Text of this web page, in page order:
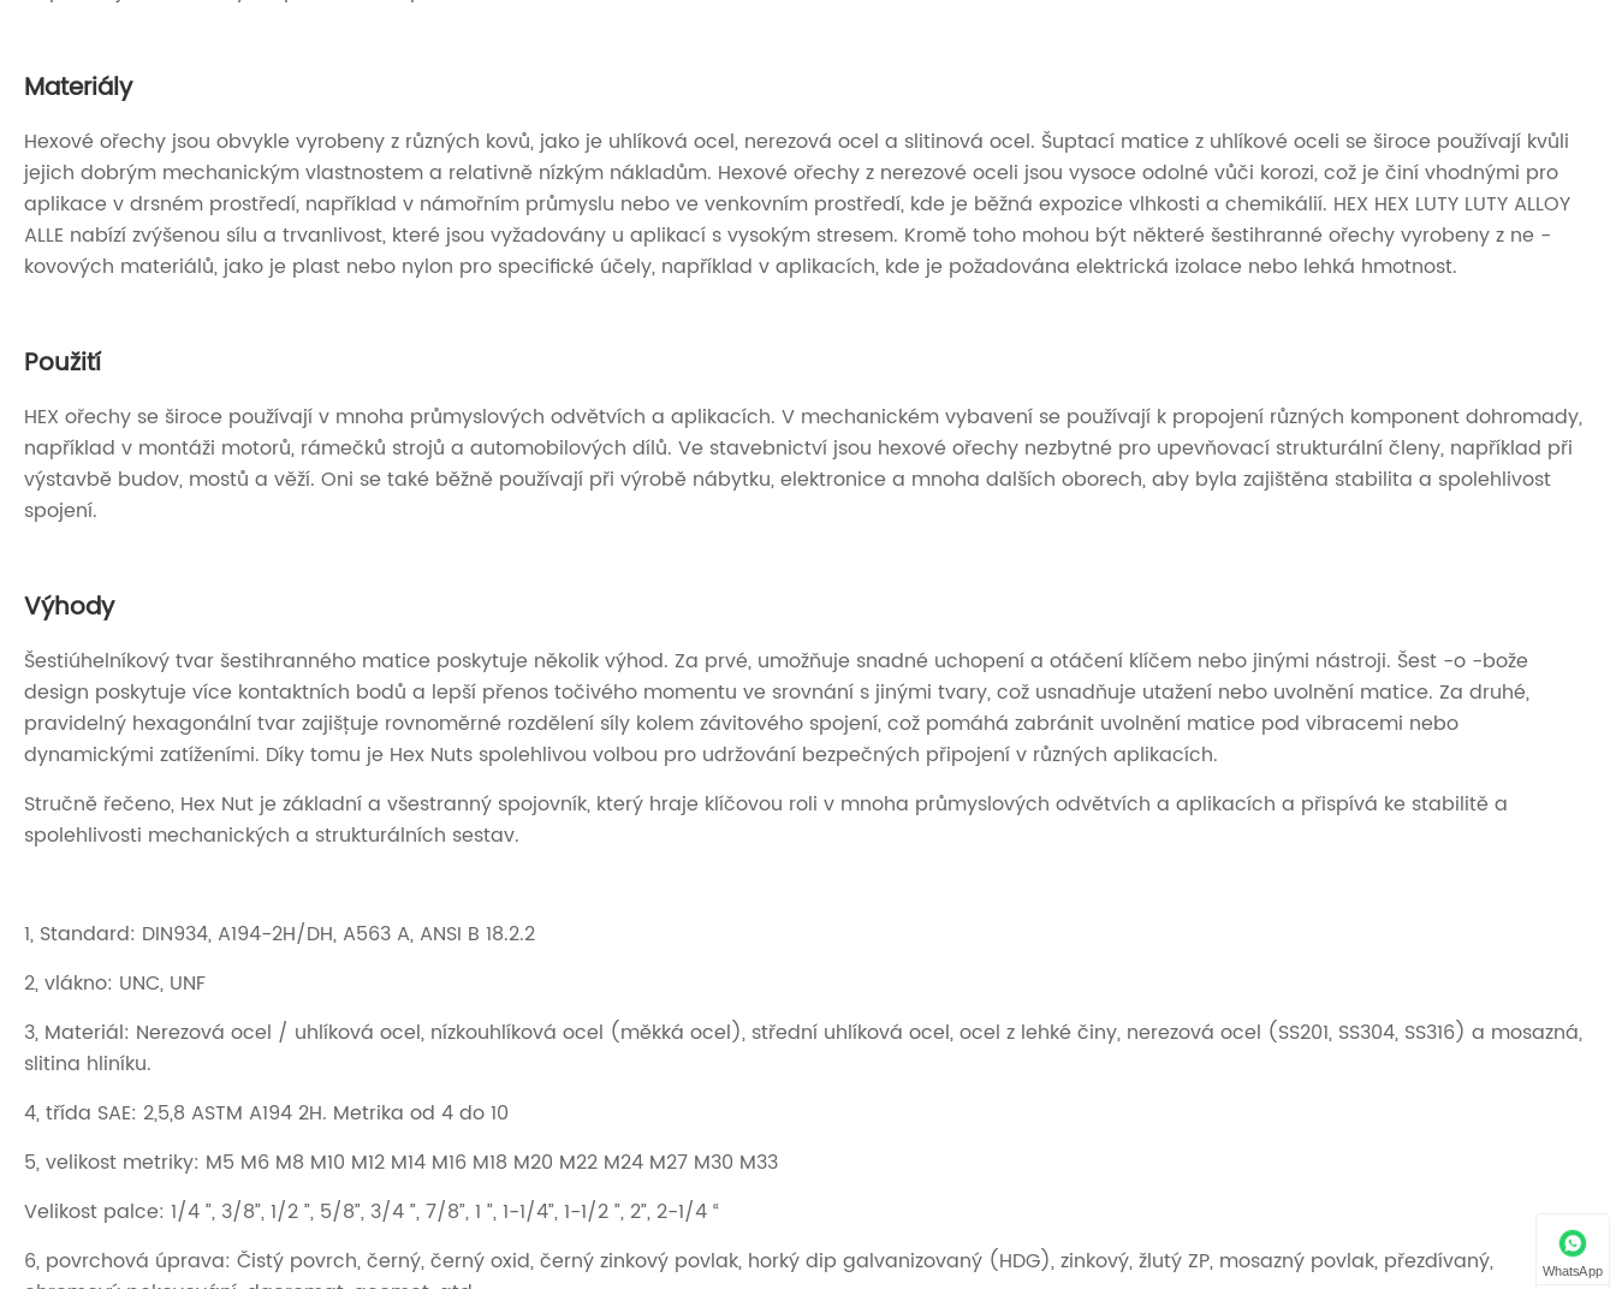
Materiály
Hexové ořechy jsou obvykle vyrobeny z různých kovů, jako je uhlíková ocel, nerezová ocel a slitinová ocel. Šuptací matice z uhlíkové oceli se široce používají kvůli
jejich dobrým mechanickým vlastnostem a relativně nízkým nákladům. Hexové ořechy z nerezové oceli jsou vysoce odolné vůči korozi, což je činí vhodnými pro
aplikace v drsném prostředí, například v námořním průmyslu nebo ve venkovním prostředí, kde je běžná expozice vlhkosti a chemikálií. HEX HEX LUTY LUTY ALLOY
ALLE nabízí zvýšenou sílu a trvanlivost, které jsou vyžadovány u aplikací s vysokým stresem. Kromě toho mohou být některé šestihranné ořechy vyrobeny z ne -
kovových materiálů, jako je plast nebo nylon pro specifické účely, například v aplikacích, kde je požadována elektrická izolace nebo lehká hmotnost.
Použití
HEX ořechy se široce používají v mnoha průmyslových odvětvích a aplikacích. V mechanickém vybavení se používají k propojení různých komponent dohromady,
například v montáži motorů, rámečků strojů a automobilových dílů. Ve stavebnictví jsou hexové ořechy nezbytné pro upevňovací strukturální členy, například při
výstavbě budov, mostů a věží. Oni se také běžně používají při výrobě nábytku, elektronice a mnoha dalších oborech, aby byla zajištěna stabilita a spolehlivost
spojení.
Výhody
Šestiúhelníkový tvar šestihranného matice poskytuje několik výhod. Za prvé, umožňuje snadné uchopení a otáčení klíčem nebo jinými nástroji. Šest -o -bože
design poskytuje více kontaktních bodů a lepší přenos točivého momentu ve srovnání s jinými tvary, což usnadňuje utažení nebo uvolnění matice. Za druhé,
pravidelný hexagonální tvar zajišťuje rovnoměrné rozdělení síly kolem závitového spojení, což pomáhá zabránit uvolnění matice pod vibracemi nebo
dynamickými zatíženími. Díky tomu je Hex Nuts spolehlivou volbou pro udržování bezpečných připojení v různých aplikacích.
Stručně řečeno, Hex Nut je základní a všestranný spojovník, který hraje klíčovou roli v mnoha průmyslových odvětvích a aplikacích a přispívá ke stabilitě a
spolehlivosti mechanických a strukturálních sestav.
1, Standard: DIN934, A194-2H/DH, A563 A, ANSI B 18.2.2
2, vlákno: UNC, UNF
3, Materiál: Nerezová ocel / uhlíková ocel, nízkouhlíková ocel (měkká ocel), střední uhlíková ocel, ocel z lehké činy, nerezová ocel (SS201, SS304, SS316) a mosazná,
slitina hliníku.
4, třída SAE: 2,5,8 ASTM A194 2H. Metrika od 4 do 10
5, velikost metriky: M5 M6 M8 M10 M12 M14 M16 M18 M20 M22 M24 M27 M30 M33
Velikost palce: 1/4 ”, 3/8”, 1/2 ”, 5/8”, 3/4 ”, 7/8”, 1 ”, 1-1/4”, 1-1/2 ”, 2”, 2-1/4 “
6, povrchová úprava: Čistý povrch, černý, černý oxid, černý zinkový povlak, horký dip galvanizovaný (HDG), zinkový, žlutý ZP, mosazný povlak, přezdívaný,
WhatsApp